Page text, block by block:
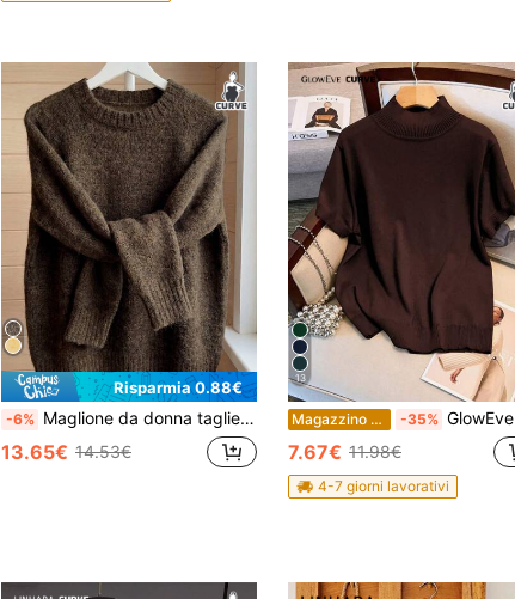
Risparmia 0.88€
-6% Maglione da donna taglie forti autunno/inverno in maglia elastica alla moda, collo tondo, maniche lunghe, spalle scese, morbido e soffice, casual, ampio, pullover
13.65€ 14.53€
13
Magazzino EU -35% GlowEve CURVE Maglione aderente a maglia, a maniche corte
7.67€ 11.98€
4-7 giorni lavorativi